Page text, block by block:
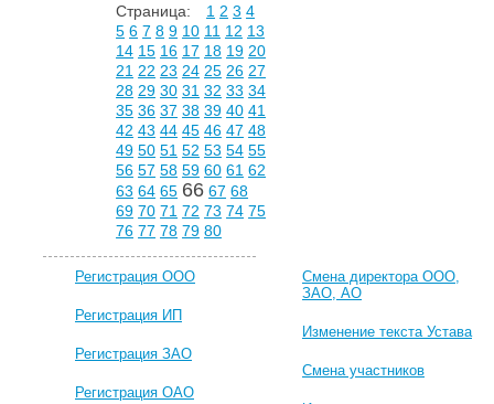
Страница: 1 2 3 4
5 6 7 8 9 10 11 12 13
14 15 16 17 18 19 20
21 22 23 24 25 26 27
28 29 30 31 32 33 34
35 36 37 38 39 40 41
42 43 44 45 46 47 48
49 50 51 52 53 54 55
56 57 58 59 60 61 62
63 64 65 66 67 68
69 70 71 72 73 74 75
76 77 78 79 80
Регистрация ООО
Регистрация ИП
Регистрация ЗАО
Регистрация ОАО
Смена директора ООО,
ЗАО, АО
Изменение текста Устава
Смена участников